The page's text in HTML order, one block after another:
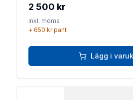
2 500 kr
inkl. moms
+ 650 krpant
Lägg i